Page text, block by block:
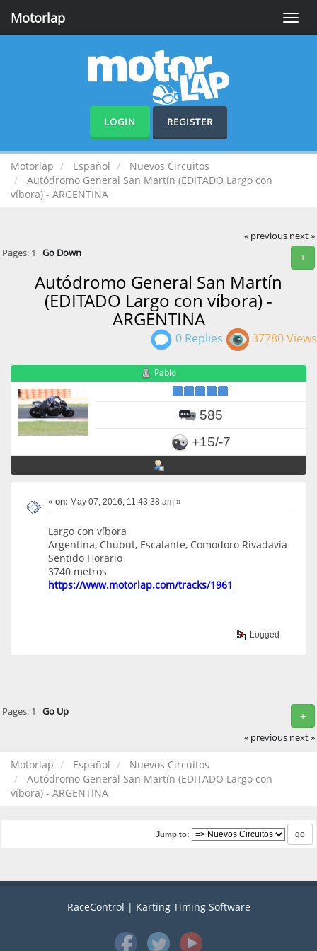
Toggle
Motorlap
LOGIN REGISTER
Motorlap Español
Nuevos Circuitos
Autódromo General San Martín (EDITADO Largo con
víbora) - ARGENTINA
« previous next »
+
Pages: 1 Go Down
Autódromo General San Martín
(EDITADO Largo con víbora) -
ARGENTINA
0 Replies 37780 Views
Pablo
585
+15/-7
« on: May 07, 2016, 11:43:38 am »
Largo con víbora
Argentina, Chubut, Escalante, Comodoro Rivadavia
Sentido Horario
3740 metros
https://www.motorlap.com/tracks/1961
Logged
+
Pages: 1 Go Up
« previous next »
Motorlap Español
Nuevos Circuitos
Autódromo General San Martín (EDITADO Largo con
víbora) - ARGENTINA
Jump to:
RaceControl | Karting Timing Software